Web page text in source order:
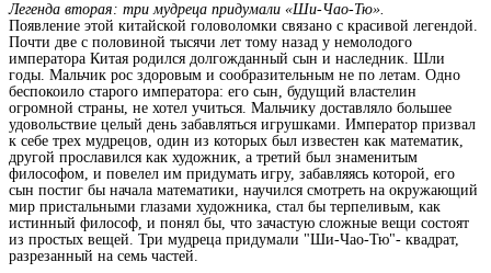
Легенда вторая: три мудреца придумали «Ши-Чао-Тю».
Появление этой китайской головоломки связано с красивой легендой.
Почти две с половиной тысячи лет тому назад у немолодого
императора Китая родился долгожданный сын и наследник. Шли
годы. Мальчик рос здоровым и сообразительным не по летам. Одно
беспокоило старого императора: его сын, будущий властелин
огромной страны, не хотел учиться. Мальчику доставляло большее
удовольствие целый день забавляться игрушками. Император призвал
к себе трех мудрецов, один из которых был известен как математик,
другой прославился как художник, а третий был знаменитым
философом, и повелел им придумать игру, забавляясь которой, его
сын постиг бы начала математики, научился смотреть на окружающий
мир пристальными глазами художника, стал бы терпеливым, как
истинный философ, и понял бы, что зачастую сложные вещи состоят
из простых вещей. Три мудреца придумали "Ши-Чао-Тю"- квадрат,
разрезанный на семь частей.